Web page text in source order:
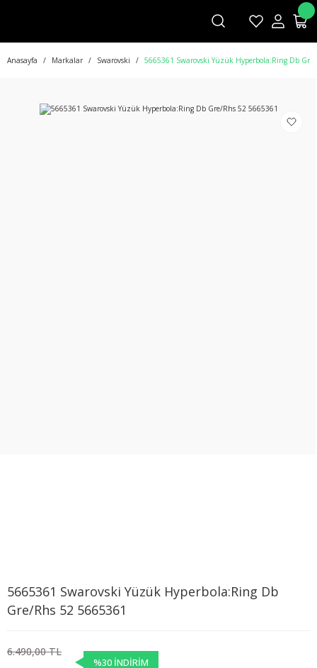
Anasayfa Markalar Swarovski 5665361 Swarovski Yüzük Hyperbola:Ring Db
5665361 Swarovski Yüzük Hyperbola:Ring Db
Gre/Rhs 52 5665361
6.490,00 TL
%30 İNDİRİM